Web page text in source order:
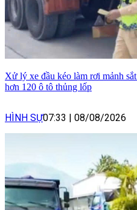
Xử lý xe đầu kéo làm rơi mảnh
hơn 120 ô tô thủng lốp
HÌNH SỰ07:33 | 08/08/2026